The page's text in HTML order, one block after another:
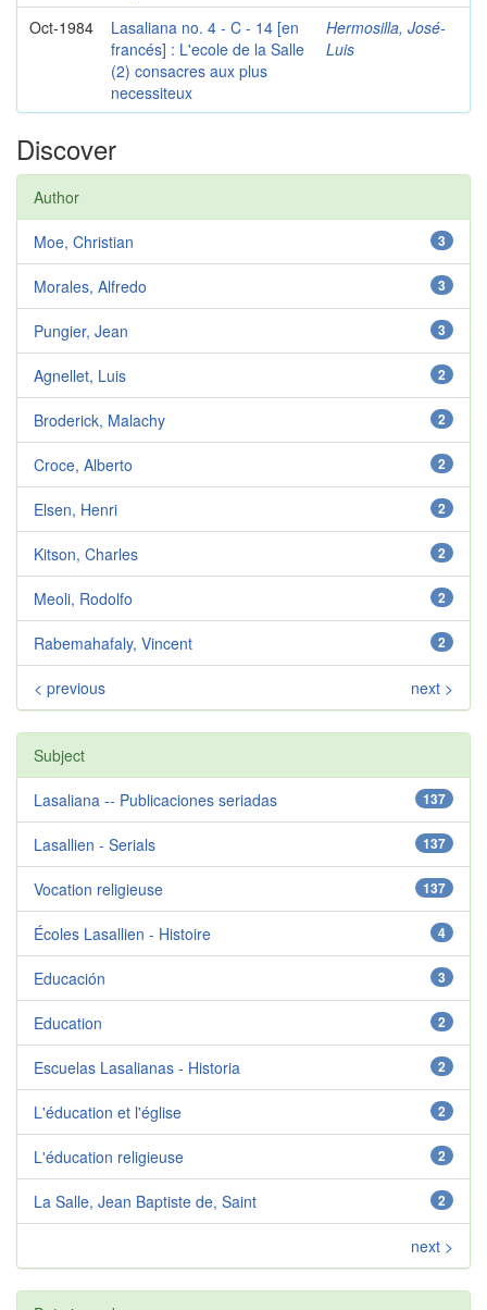
Oct-1984
Lasaliana no. 4 - C - 14 [en
francés] : L'ecole de la Salle
(2) consacres aux plus
necessiteux
Hermosilla, José-
Luis
Discover
Author
3
Moe, Christian
3
Morales, Alfredo
3
Pungier, Jean
2
Agnellet, Luis
2
Broderick, Malachy
2
Croce, Alberto
2
Elsen, Henri
2
Kitson, Charles
2
Meoli, Rodolfo
2
Rabemahafaly, Vincent
< previous next >
Subject
137
Lasaliana -- Publicaciones seriadas
137
Lasallien - Serials
137
Vocation religieuse
4
Écoles Lasallien - Histoire
3
Educación
2
Education
2
Escuelas Lasalianas - Historia
2
L'éducation et l'église
2
L'éducation religieuse
2
La Salle, Jean Baptiste de, Saint
next >